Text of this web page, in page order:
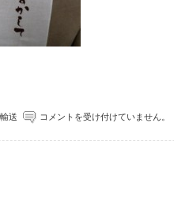
輸送 コメントを受け付けていません。